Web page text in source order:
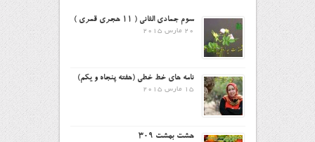
سوم جمادی الثانی ( ۱۱ هجری قمری )
20 مارس 2015
نامه های خط خطی (هفته پنجاه و یکم)
15 مارس 2015
هشت بهشت ۳۰۹